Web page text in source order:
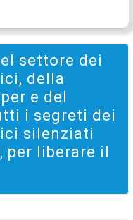
settore dei
della
e del
i segreti dei
silenziati
liberare il